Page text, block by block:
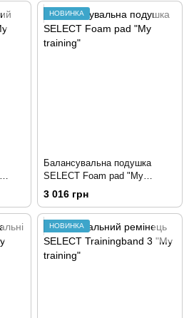
НОВИНКА
Балансувальна подушка
SELECT Foam pad "My
training"
3 016 грн
НОВИНКА